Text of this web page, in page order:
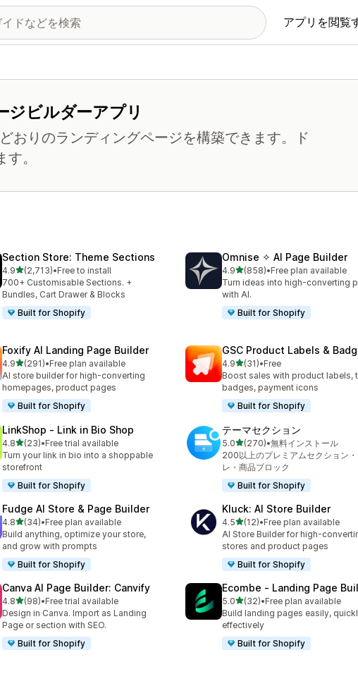
アプリを閲覧
ジビルダーアプリ
おりのランディングページを構築できます。ド
。
Section Store: Theme Sections
4.95つ星中
(2,713)
合計レビュー数：2713件
•Free to install
700+ Customisable Sections. +
Bundles, Cart Drawer & Blocks
Built for Shopify
Omnise ✧ AI Page Builder
4.95つ星中
(858)
合計レビュー数：858件
•Free plan available
Turn ideas into high-converting
with AI.
Built for Shopify
Foxify AI Landing Page Builder
4.95つ星中
(291)
合計レビュー数：291件
•Free plan available
AI store builder for high-converting
homepages, product pages
Built for Shopify
GSC Product Labels &
4.95つ星中
(31)
合計レビュー数：31件
•Free
Boost sales with product labels,
badges, payment icons
Built for Shopify
LinkShop ‑ Link in Bio Shop
4.85つ星中
(23)
合計レビュー数：23件
•Free trial available
Turn your link in bio into a shoppable
storefront
Built for Shopify
テーマセクション
5.05つ星中
(270)
合計レビュー数：270件
•無料インストール
200以上のプレミアムセクション
レ・商品ブロック
Built for Shopify
Fudge AI Store & Page Builder
4.85つ星中
(34)
合計レビュー数：34件
•Free plan available
Build anything, optimize your store,
and grow with prompts
Built for Shopify
Kluck: AI Store Builder
4.55つ星中
(12)
合計レビュー数：12件
•Free plan available
AI Store Builder for high-
stores and product pages
Built for Shopify
Canva AI Page Builder: Canvify
4.85つ星中
(98)
合計レビュー数：98件
•Free trial available
Design in Canva. Import as Landing
Page or section with SEO.
Built for Shopify
Ecombe ‑ Landing Page
5.05つ星中
(32)
合計レビュー数：32件
•Free plan available
Build landing pages easily,
effectively
Built for Shopify